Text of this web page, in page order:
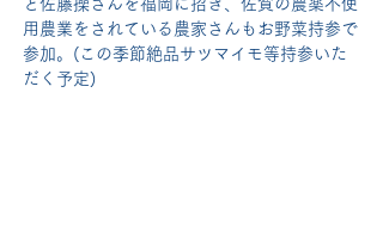
と佐藤操さんを福岡に招き、佐賀の農薬不使
用農業をされている農家さんもお野菜持参で
参加。(この季節絶品サツマイモ等持参いた
だく予定)